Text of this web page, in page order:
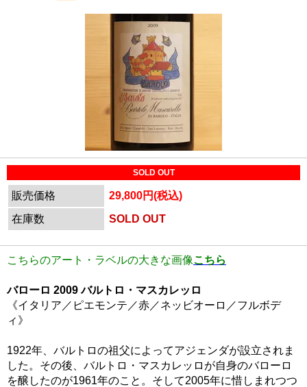
SOLD OUT
販売価格
29,800円(税込)
在庫数
SOLD OUT
こちらのアート・ラベルの大きな画像こちら
バローロ 2009 バルトロ・マスカレッロ
《イタリア／ピエモンテ／赤／ネッビオーロ／フルボデ
ィ》
1922年、バルトロの祖父によってアジェンダが設立されま
した。その後、バルトロ・マスカレッロが自身のバローロ
を醸したのが1961年のこと。そして2005年に惜しまれつつ